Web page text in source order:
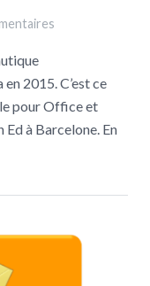
2015. C’est ce
pour Office et
à Barcelone. En